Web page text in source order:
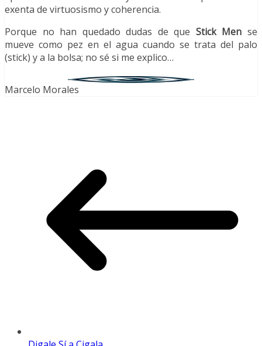
exenta de virtuosismo y coherencia.
Porque no han quedado dudas de que Stick Men se
mueve como pez en el agua cuando se trata del palo
(stick) y a la bolsa; no sé si me explico…
Marcelo Morales